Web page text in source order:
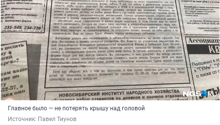
Главное было — не потерять крышу над головой
Источник: Павел Тиунов